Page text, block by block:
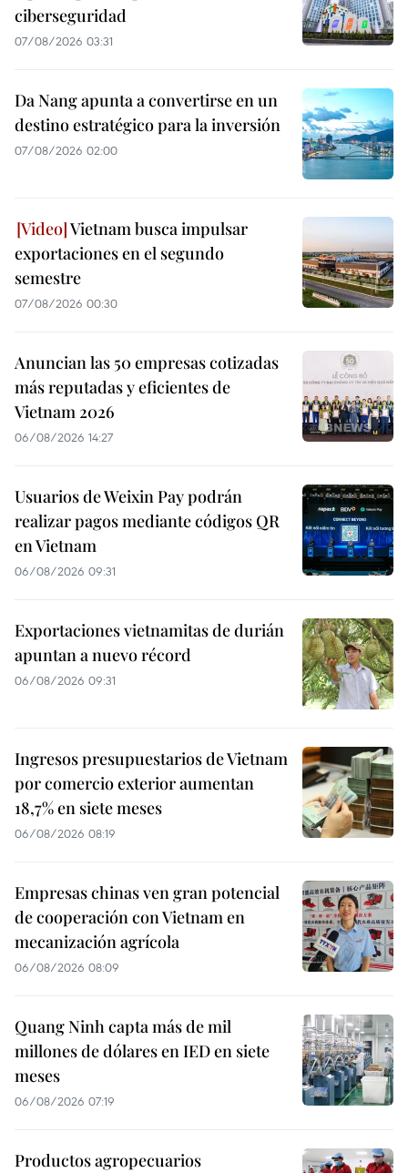
ciberseguridad
07/08/2026 03:31
Da Nang apunta a convertirse en un
destino estratégico para la inversión
07/08/2026 02:00
Vietnam busca impulsar
exportaciones en el segundo
semestre
07/08/2026 00:30
Anuncian las 50 empresas cotizadas
más reputadas y eficientes de
Vietnam 2026
06/08/2026 14:27
Usuarios de Weixin Pay podrán
realizar pagos mediante códigos QR
en Vietnam
06/08/2026 09:31
Exportaciones vietnamitas de durián
apuntan a nuevo récord
06/08/2026 09:31
Ingresos presupuestarios de Vietnam
por comercio exterior aumentan
18,7% en siete meses
06/08/2026 08:19
Empresas chinas ven gran potencial
de cooperación con Vietnam en
mecanización agrícola
06/08/2026 08:09
Quang Ninh capta más de mil
millones de dólares en IED en siete
meses
06/08/2026 07:19
Productos agropecuarios